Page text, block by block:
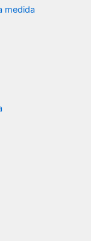
medida